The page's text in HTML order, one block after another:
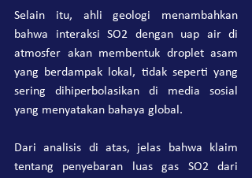
Selain itu, ahli geologi menambahkan
bahwa interaksi SO2 dengan uap air di
atmosfer akan membentuk droplet asam
yang berdampak lokal, tidak seperti yang
sering dihiperbolasikan di media sosial
yang menyatakan bahaya global.
Dari analisis di atas, jelas bahwa klaim
tentang penyebaran luas gas SO2 dari